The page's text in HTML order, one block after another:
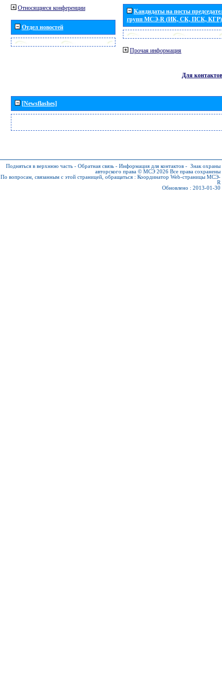
Относящиеся конференции
Отдел новостей
Кандидаты на посты
групп МСЭ-R (ИК, СК, ПСК, КГР)
Прочая информация
Для контактов
[Newsflashes]
Подняться в верхнюю часть - Обратная связь - Информация для контактов - Знак охраны
авторского права © МСЭ 2026 Все права сохранены
По вопросам, связанным с этой страницей, обращаться : Координатор Web-страницы МСЭ-
R
Обновлено : 2013-01-30